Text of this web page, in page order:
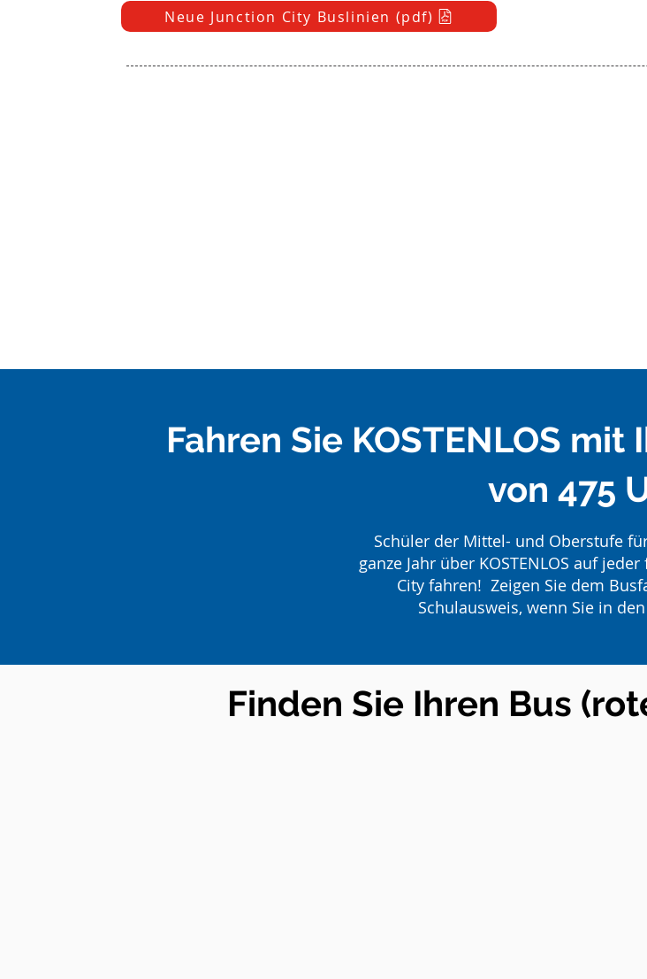
Neue Junction City Buslinien (pdf)
Fahren Sie KOSTENLOS
von 475
Schüler der Mittel- und Oberstufe
ganze Jahr über KOSTENLOS auf
City fahren! Zeigen Sie dem
Schulausweis, wenn Sie in
Finden Sie Ihren Bus